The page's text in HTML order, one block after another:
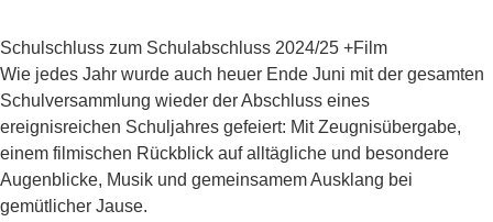
Schulschluss zum Schulabschluss 2024/25 +Film
Wie jedes Jahr wurde auch heuer Ende Juni mit der gesamten
Schulversammlung wieder der Abschluss eines
ereignisreichen Schuljahres gefeiert: Mit Zeugnisübergabe,
einem filmischen Rückblick auf alltägliche und besondere
Augenblicke, Musik und gemeinsamem Ausklang bei
gemütlicher Jause.